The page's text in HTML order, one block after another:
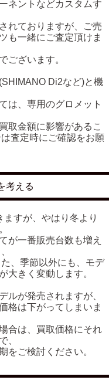
ネントなどカスタムす
れておりますが、ご売
も一緒にご査定頂けま
ございます。
Di2など)と機
は、専用のグロメット
取金額に影響があるこ
査定時にご確認をお願
考える
すが、やはり冬より
が一番販売台数も増え
、季節以外にも、モデ
大きく変動します。
ルが発売されますが、
格は下がってしまいま
合は、買取価格にそれ
、
をご検討ください。